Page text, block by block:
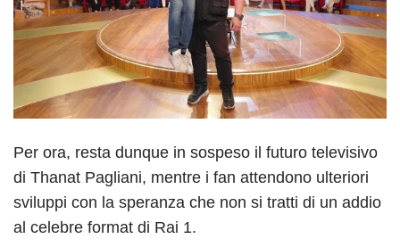
Per ora, resta dunque in sospeso il futuro televisivo
di Thanat Pagliani, mentre i fan attendono ulteriori
sviluppi con la speranza che non si tratti di un addio
al celebre format di Rai 1.